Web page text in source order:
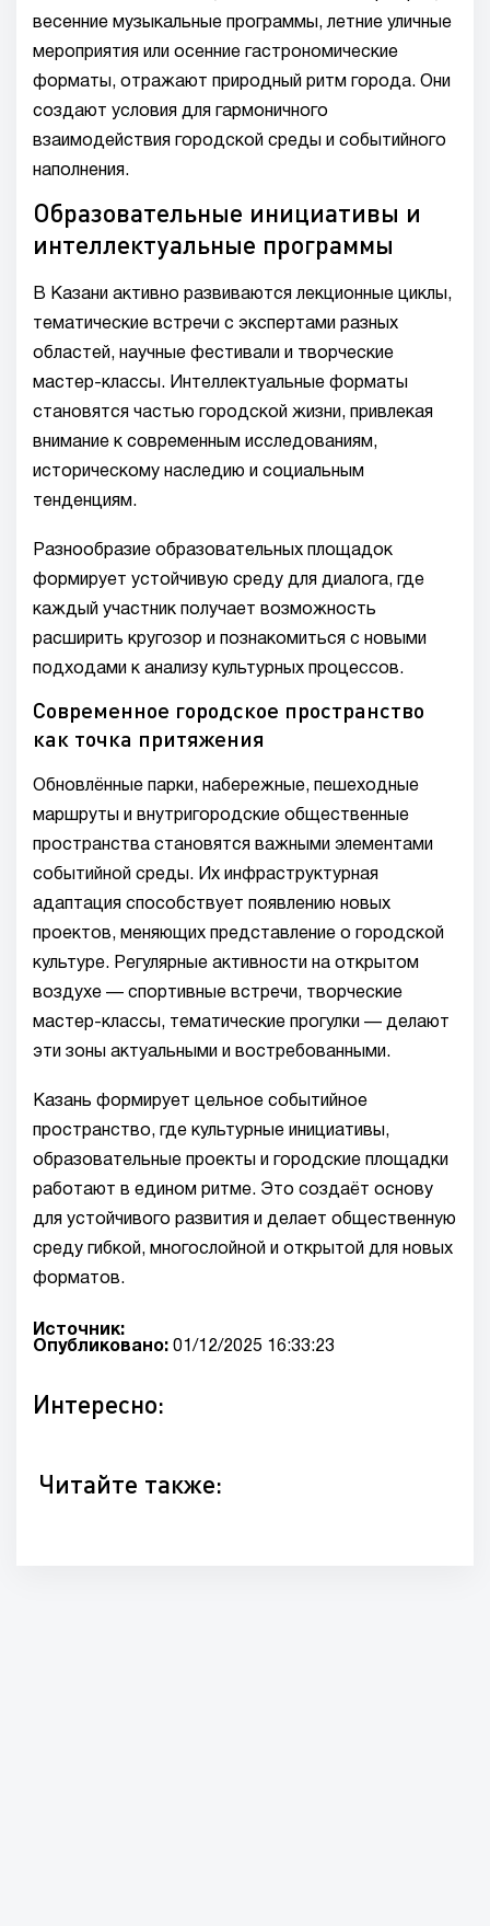
весенние музыкальные программы, летние уличные
мероприятия или осенние гастрономические
форматы, отражают природный ритм города. Они
создают условия для гармоничного
взаимодействия городской среды и событийного
наполнения.
Образовательные инициативы и
интеллектуальные программы
В Казани активно развиваются лекционные циклы,
тематические встречи с экспертами разных
областей, научные фестивали и творческие
мастер-классы. Интеллектуальные форматы
становятся частью городской жизни, привлекая
внимание к современным исследованиям,
историческому наследию и социальным
тенденциям.
Разнообразие образовательных площадок
формирует устойчивую среду для диалога, где
каждый участник получает возможность
расширить кругозор и познакомиться с новыми
подходами к анализу культурных процессов.
Современное городское пространство
как точка притяжения
Обновлённые парки, набережные, пешеходные
маршруты и внутригородские общественные
пространства становятся важными элементами
событийной среды. Их инфраструктурная
адаптация способствует появлению новых
проектов, меняющих представление о городской
культуре. Регулярные активности на открытом
воздухе — спортивные встречи, творческие
мастер-классы, тематические прогулки — делают
эти зоны актуальными и востребованными.
Казань формирует цельное событийное
пространство, где культурные инициативы,
образовательные проекты и городские площадки
работают в едином ритме. Это создаёт основу
для устойчивого развития и делает общественную
среду гибкой, многослойной и открытой для новых
форматов.
Источник:
Опубликовано: 01/12/2025 16:33:23
Интересно:
Читайте также: